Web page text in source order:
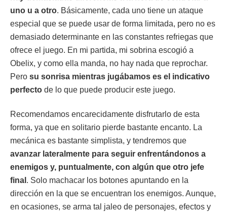
uno u a otro. Básicamente, cada uno tiene un ataque
especial que se puede usar de forma limitada, pero no es
demasiado determinante en las constantes refriegas que
ofrece el juego. En mi partida, mi sobrina escogió a
Obelix, y como ella manda, no hay nada que reprochar.
Pero su sonrisa mientras jugábamos es el indicativo
perfecto de lo que puede producir este juego.
Recomendamos encarecidamente disfrutarlo de esta
forma, ya que en solitario pierde bastante encanto. La
mecánica es bastante simplista, y tendremos que
avanzar lateralmente para seguir enfrentándonos a
enemigos y, puntualmente, con algún que otro jefe
final . Solo machacar los botones apuntando en la
dirección en la que se encuentran los enemigos. Aunque,
en ocasiones, se arma tal jaleo de personajes, efectos y